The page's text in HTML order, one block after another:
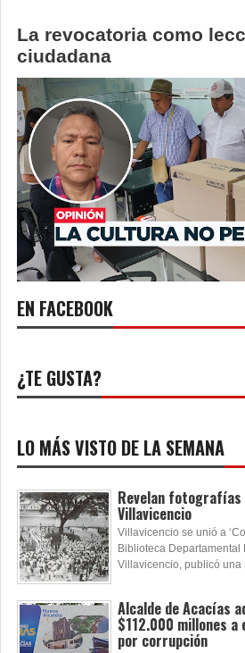
La revocatoria como
ciudadana
EN FACEBOOK
¿TE GUSTA?
LO MÁS VISTO DE LA SEMANA
Revelan
Villavicencio
Villavicencio se unió a
Biblioteca Departamental
Villavicencio, publicó una
Alcalde de Acacías
$112.000 millones
por corrupción